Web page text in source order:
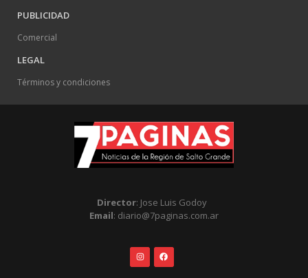
PUBLICIDAD
Comercial
LEGAL
Términos y condiciones
Director: Jose Luis Godoy
Email: diario@7paginas.com.ar